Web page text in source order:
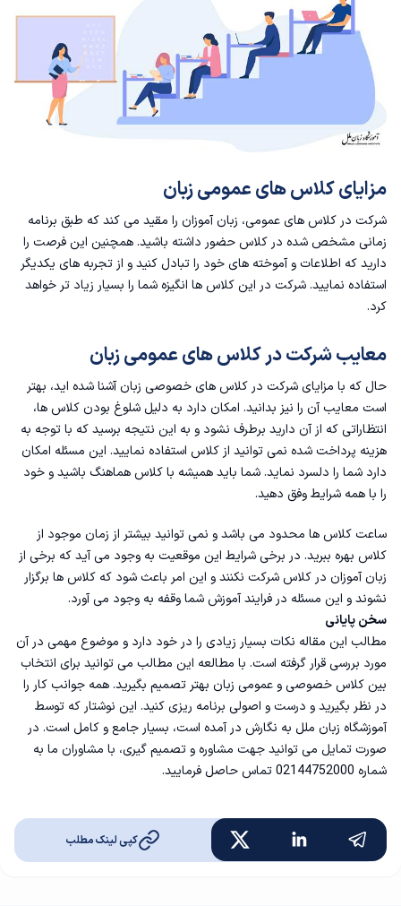
مزایای کلاس های عمومی زبان
شرکت در کلاس های عمومی، زبان آموزان را مقید می کند که طبق برنامه
زمانی مشخص شده در کلاس حضور داشته باشید. همچنین این فرصت را
دارید که اطلاعات و آموخته های خود را تبادل کنید و از تجربه های یکدیگر
استفاده نمایید. شرکت در این کلاس ها انگیزه شما را بسیار زیاد تر خواهد
کرد.
معایب شرکت در کلاس‌ های عمومی زبان
حال که با مزایای شرکت در کلاس های خصوصی زبان آشنا شده اید، بهتر
است معایب آن‌ را نیز بدانید. امکان دارد به دلیل شلوغ بودن کلاس ها،
انتظاراتی که از آن دارید برطرف نشود و به این نتیجه برسید که با توجه به
هزینه پرداخت شده نمی توانید از کلاس استفاده نمایید. این مسئله امکان
دارد شما را دلسرد نماید. شما باید همیشه با کلاس هماهنگ باشید و خود
را با همه شرایط وفق دهید.
ساعت کلاس ها محدود می باشد و نمی توانید بیشتر از زمان موجود از
کلاس بهره ببرید. در برخی شرایط این موقعیت به وجود می آید که برخی از
زبان آموزان در کلاس شرکت نکنند و این امر باعث شود که کلاس ها برگزار
نشوند و این مسئله در فرایند آموزش شما وقفه به وجود می آورد.
سخن پایانی
مطالب این مقاله نکات بسیار زیادی را در خود دارد و موضوع مهمی در آن
مورد بررسی قرار گرفته است. با مطالعه این مطالب می توانید برای انتخاب
بین کلاس خصوصی و عمومی زبان بهتر تصمیم بگیرید. همه جوانب کار را
در نظر بگیرید و درست و اصولی برنامه ریزی کنید. این نوشتار که توسط
آموزشگاه زبان ملل به نگارش در آمده است، بسیار جامع و کامل است. در
صورت تمایل می توانید جهت مشاوره و تصمیم گیری، با مشاوران ما به
شماره 02144752000 تماس حاصل فرمایید.
کپی لینک مطلب